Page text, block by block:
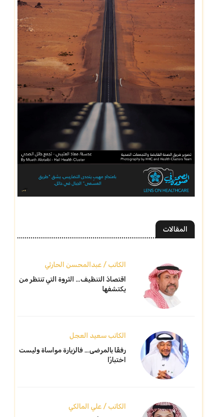
المقالات
الكاتب / عبدالمحسن الحارثي
اقتصادُ التنظيف… الثروة التي تنتظر من
يكتشفها
الكاتب سعيد العجل
رفقًا بالمرضى… فالزيارة مواساة وليست
اختبارًا
الكاتب / علي المالكي